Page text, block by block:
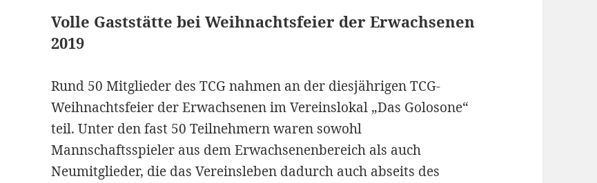
Volle Gaststätte bei Weihnachtsfeier der Erwachsenen
2019
Rund 50 Mitglieder des TCG nahmen an der diesjährigen TCG-
Weihnachtsfeier der Erwachsenen im Vereinslokal „Das Golosone“
teil.Unter den fast 50 Teilnehmern waren sowohl
Mannschaftsspieler aus dem Erwachsenenbereich als auch
Neumitglieder, die das Vereinsleben dadurch auch abseits des